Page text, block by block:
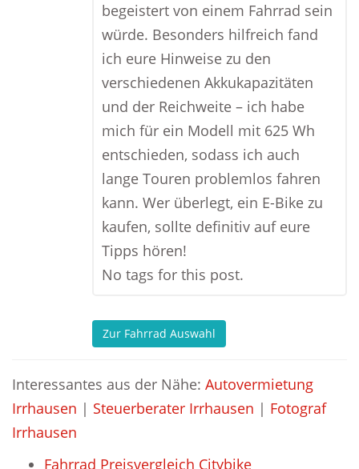
begeistert von einem Fahrrad sein
würde. Besonders hilfreich fand
ich eure Hinweise zu den
verschiedenen Akkukapazitäten
und der Reichweite – ich habe
mich für ein Modell mit 625 Wh
entschieden, sodass ich auch
lange Touren problemlos fahren
kann. Wer überlegt, ein E-Bike zu
kaufen, sollte definitiv auf eure
Tipps hören!
No tags for this post.
Zur Fahrrad Auswahl
Interessantes aus der Nähe: Autovermietung
Irrhausen | Steuerberater Irrhausen | Fotograf
Irrhausen
Fahrrad Preisvergleich Citybike